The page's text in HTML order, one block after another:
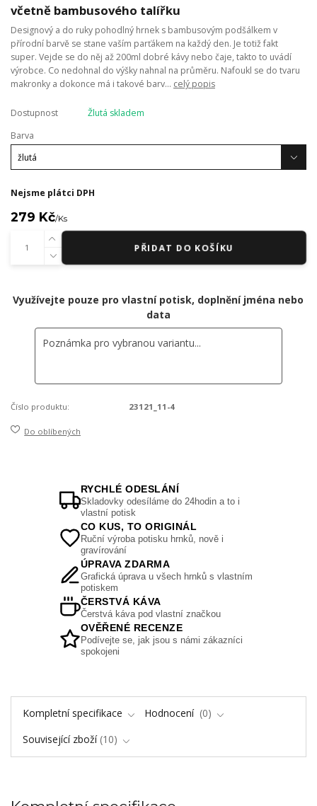
včetně bambusového talířku
Designový a do ruky pohodlný hrnek s bambusovým podšálkem v
přírodní barvě se stane vaším parťákem na každý den. Je totiž fakt
super. Vejde se do něj až 200ml dobré kávy nebo čaje, takto to uvádí
výrobce. Co nedohnal do výšky nahnal na průměru. Nafoukl se do tvaru
makronky a dokonce má i takové barv... celý popis
Dostupnost
Žlutá skladem
Barva
Nejsme plátci DPH
279 Kč/Ks
PŘIDAT DO KOŠÍKU
Využívejte pouze pro vlastní potisk, doplnění jména nebo
data
Číslo produktu: 23121_11-4
Do oblíbených
RYCHLÉ ODESLÁNÍ
Skladovky odesíláme do 24hodin a to i
vlastní potisk
CO KUS, TO ORIGINÁL
Ruční výroba potisku hrnků, nově i
gravírování
ÚPRAVA ZDARMA
Grafická úprava u všech hrnků s vlastním
potiskem
ČERSTVÁ KÁVA
Čerstvá káva pod vlastní značkou
OVĚŘENÉ RECENZE
Podívejte se, jak jsou s námi zákazníci
spokojeni
Kompletní specifikace Hodnocení
0
Související zboží 10